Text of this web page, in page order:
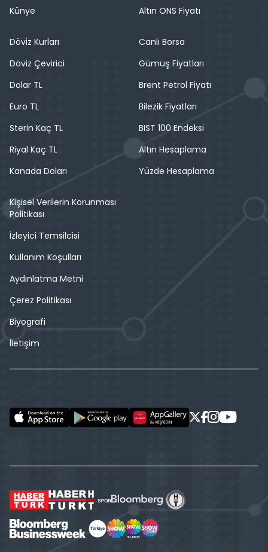
Künye
Altın ONS Fiyatı
Döviz Kurları
Döviz Çevirici
Dolar TL
Euro TL
Sterin Kaç TL
Riyal Kaç TL
Kanada Doları
Canlı Borsa
Gümüş Fiyatları
Brent Petrol Fiyatı
Bilezik Fiyatları
BIST 100 Endeksi
Altın Hesaplama
Yüzde Hesaplama
Kişisel Verilerin Korunması
Politikası
İzleyici Temsilcisi
Kullanım Koşulları
Aydınlatma Metni
Çerez Politikası
Biyografi
İletişim